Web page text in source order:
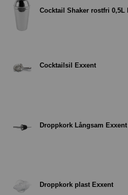
Cocktail Shaker rostfri 0,5L
Cocktailsil Exxent
Droppkork Långsam Exxent
Droppkork plast Exxent